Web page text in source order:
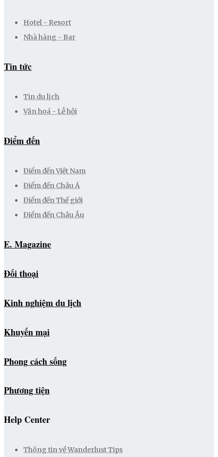
Hotel - Resort
Nhà hàng - Bar
Tin tức
Tin du lịch
Văn hoá - Lễ hội
Điểm đến
Điểm đến Việt Nam
Điểm đến Châu Á
Điểm đến Thế giới
Điểm đến Châu Âu
E. Magazine
Đối thoại
Kinh nghiệm du lịch
Khuyến mại
Phong cách sống
Phương tiện
Help Center
Thông tin về Wanderlust Tips